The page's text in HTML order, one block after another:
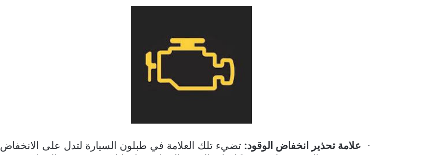
· علامة تحذير انخفاض الوقود: تضيء تلك العلامة في طبلون السيارة لتدل على الانخفاض